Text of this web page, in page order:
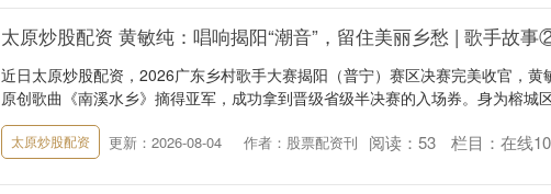
太原炒股配资 黄敏纯：唱响揭阳“潮音”，留住美丽乡愁 | 歌手故
近日太原炒股配资，2026广东乡村歌手大赛揭阳（普宁）赛区决赛完美收官，黄
原创歌曲《南溪水乡》摘得亚军，成功拿到晋级省级半决赛的入场券。身为榕城
太原炒股配资 更新：2026-08-04 作者：股票配资刊 阅读： 53 栏目： 在线